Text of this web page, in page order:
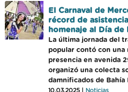
El Carnaval de
récord de
homenaje al Día de
La última jornada del
popular contó con
presencia en avenida
organizó una colecta
damnificados de Bahía
10.03.2025 | Noticias